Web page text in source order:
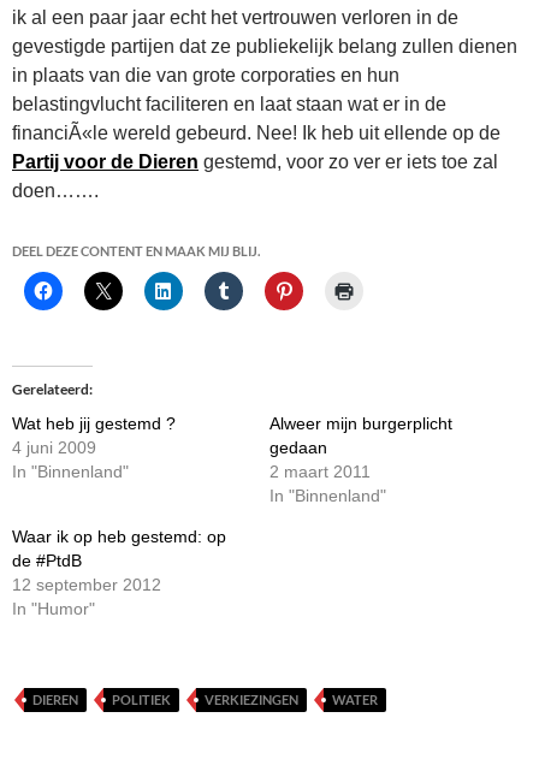
ik al een paar jaar echt het vertrouwen verloren in de
gevestigde partijen dat ze publiekelijk belang zullen dienen
in plaats van die van grote corporaties en hun
belastingvlucht faciliteren en laat staan wat er in de
financiÃ«le wereld gebeurd. Nee! Ik heb uit ellende op de
Partij voor de Dieren gestemd, voor zo ver er iets toe zal
doen…….
DEEL DEZE CONTENT EN MAAK MIJ BLIJ.
Gerelateerd
Wat heb jij gestemd ?
4 juni 2009
In "Binnenland"
Alweer mijn burgerplicht
gedaan
2 maart 2011
In "Binnenland"
Waar ik op heb gestemd: op
de #PtdB
12 september 2012
In "Humor"
DIEREN POLITIEK VERKIEZINGEN WATER